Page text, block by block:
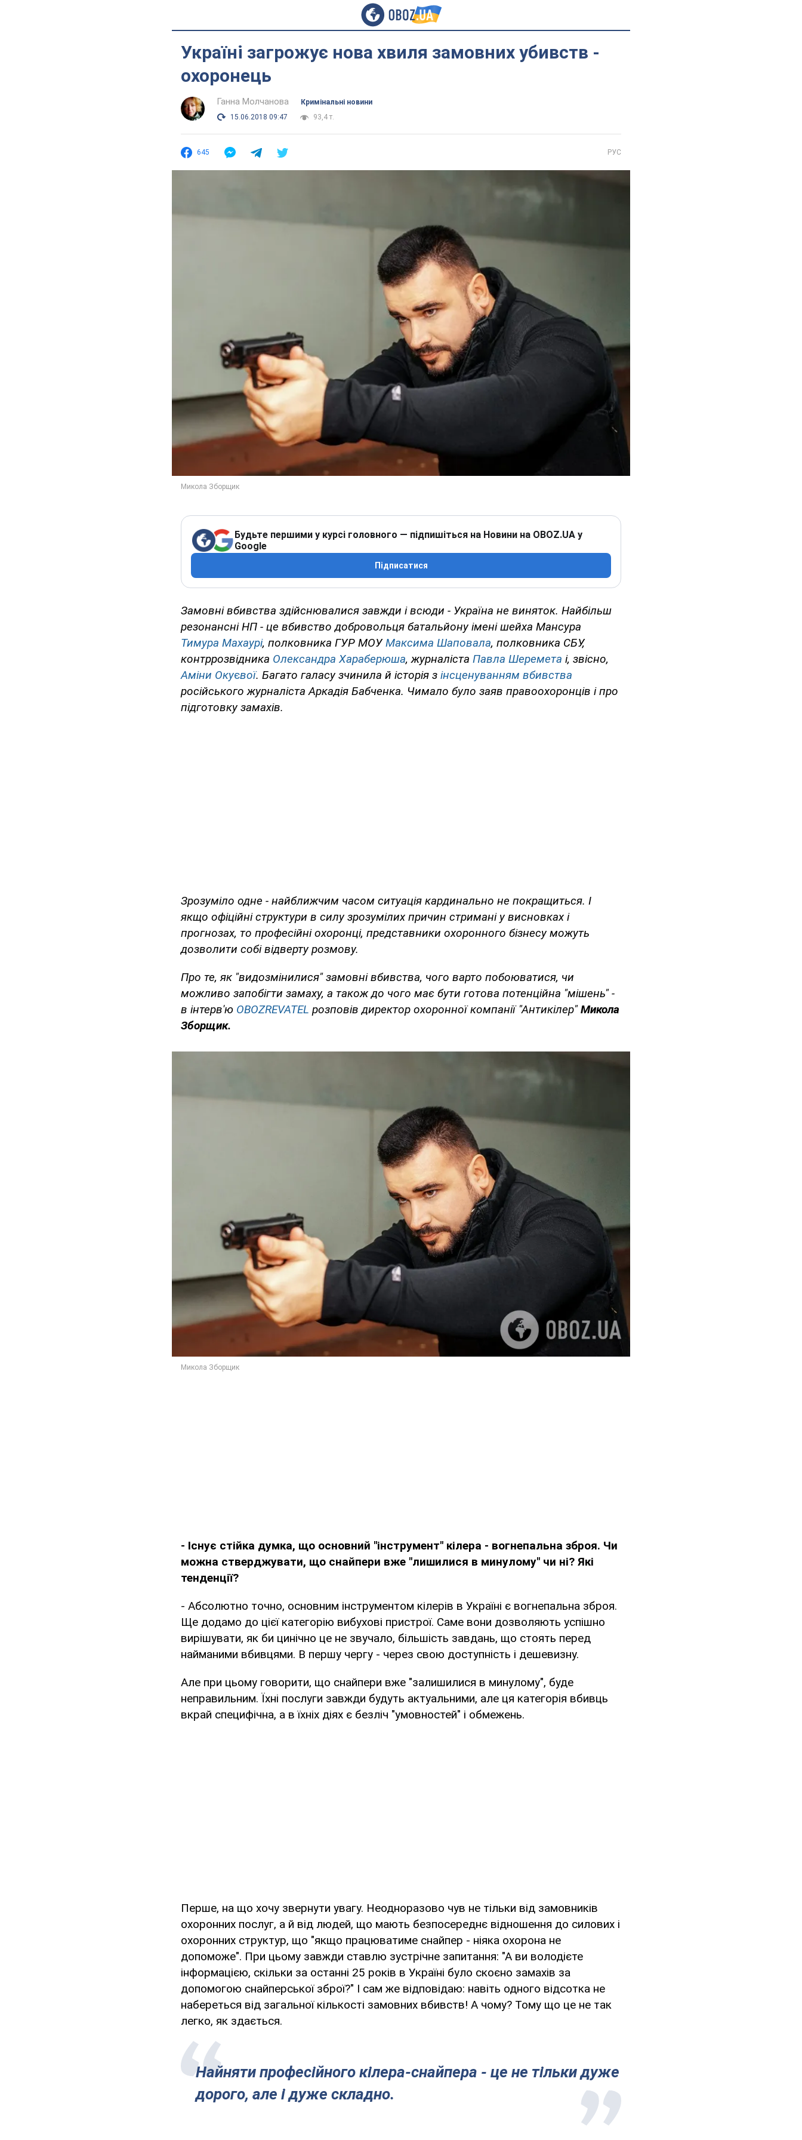
Україні загрожує нова хвиля замовних убивств -
охоронець
Ганна Молчанова
Кримінальні новини
15.06.2018 09:47
93,4 т.
645 РУС
Будьте першими у курсі головного — підпишіться на Новини на OBOZ.UA у
Google
Підписатися
Замовні вбивства здійснювалися завжди і всюди - Україна не виняток. Найбільш
резонансні НП - це вбивство добровольця батальйону імені шейха Мансура
Тимура Махаурі, полковника ГУР МОУМаксима Шаповала, полковника СБУ,
контррозвідника Олександра Хараберюша, журналіста Павла Шеремета і, звісно,
Аміни Окуєвої. Багато галасу зчинила й історія з інсценуванням вбивства
російського журналіста Аркадія Бабченка. Чимало було заяв правоохоронців і про
підготовку замахів.
Зрозуміло одне - найближчим часом ситуація кардинально не покращиться. І
якщо офіційні структури в силу зрозумілих причин стримані у висновках і
прогнозах, то професійні охоронці, представники охоронного бізнесу можуть
дозволити собі відверту розмову.
Про те, як "видозмінилися" замовні вбивства, чого варто побоюватися, чи
можливо запобігти замаху, а також до чого має бути готова потенційна "мішень" -
в інтерв'ю OBOZREVATEL розповів директор охоронної компанії "Антикілер"Микола
Зборщик.
- Існує стійка думка, що основний "інструмент" кілера - вогнепальна зброя. Чи
можна стверджувати, що снайпери вже "лишилися в минулому" чи ні? Які
тенденції?
- Абсолютно точно, основним інструментом кілерів в Україні є вогнепальна зброя.
Ще додамо до цієї категорію вибухові пристрої. Саме вони дозволяють успішно
вирішувати, як би цинічно це не звучало, більшість завдань, що стоять перед
найманими вбивцями. В першу чергу - через свою доступність і дешевизну.
Але при цьому говорити, що снайпери вже "залишилися в минулому", буде
неправильним. Їхні послуги завжди будуть актуальними, але ця категорія вбивць
вкрай специфічна, а в їхніх діях є безліч "умовностей" і обмежень.
Перше, на що хочу звернути увагу. Неодноразово чув не тільки від замовників
охоронних послуг, а й від людей, що мають безпосереднє відношення до силових і
охоронних структур, що "якщо працюватиме снайпер - ніяка охорона не
допоможе". При цьому завжди ставлю зустрічне запитання: "А ви володієте
інформацією, скільки за останні 25 років в Україні було скоєно замахів за
допомогою снайперської зброї?" І сам же відповідаю: навіть одного відсотка не
набереться від загальної кількості замовних вбивств! А чому? Тому що це не так
легко, як здається.
Найняти професійного кілера-снайпера - це не тільки дуже
дорого, але і дуже складно.